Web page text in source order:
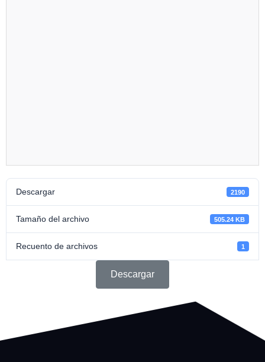
Descargar 2190
Tamaño del archivo 505.24 KB
Recuento de archivos 1
Descargar